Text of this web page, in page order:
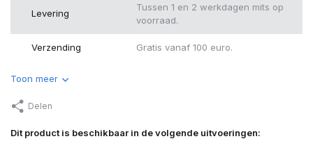
Levering
Tussen 1 en 2 werkdagen mits op
voorraad.
Verzending Gratis vanaf 100 euro.
Toon meer
Delen
Dit product is beschikbaar in de volgende uitvoeringen: